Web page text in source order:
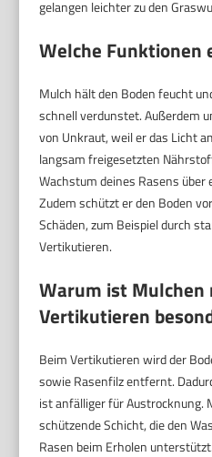
gelangen leichter zu den
Welche
Mulch hält den Boden feucht
schnell verdunstet. Außerdem
von Unkraut, weil er das Licht
langsam freigesetzten
Wachstum deines Rasens
Zudem schützt er den Boden
Schäden, zum Beispiel durch
Vertikutieren.
Warum ist Mulchen
Vertikutieren
Beim Vertikutieren wird der
sowie Rasenfilz entfernt.
ist anfälliger für Austrocknung.
schützende Schicht, die den
Rasen beim Erholen